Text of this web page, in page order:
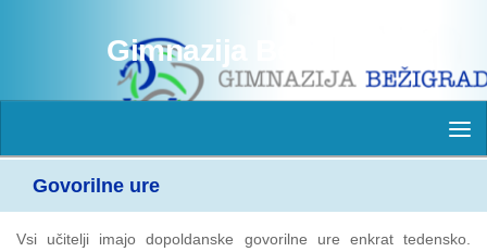
Gimnazija Bežigrad
Govorilne ure
Vsi učitelji imajo dopoldanske govorilne ure enkrat tedensko.